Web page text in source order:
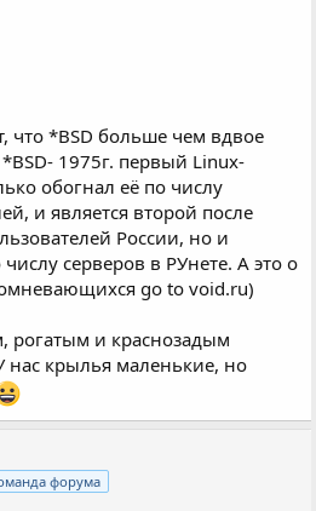
что *BSD больше чем вдвое
1975г. первый Linux-
обогнал её по числу
и является второй после
России, но и
серверов в РУнете. А это о
go to void.ru)
рогатым и краснозадым
нас крылья маленькие, но
форума